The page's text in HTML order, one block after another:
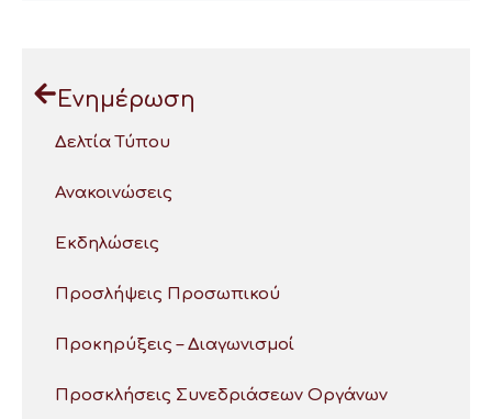
Ενημέρωση
Δελτία Τύπου
Ανακοινώσεις
Εκδηλώσεις
Προσλήψεις Προσωπικού
Προκηρύξεις – Διαγωνισμοί
Προσκλήσεις Συνεδριάσεων Οργάνων